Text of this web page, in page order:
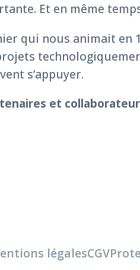
Et en même
qui nous animait
s’appuyer.
et
légalesCGV